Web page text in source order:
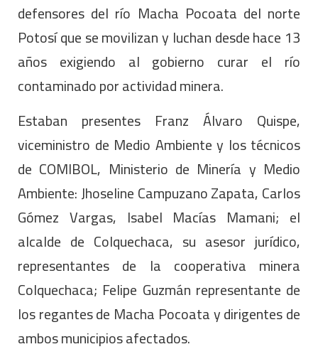
defensores del río Macha Pocoata del norte
Potosí que se movilizan y luchan desde hace 13
años exigiendo al gobierno curar el río
contaminado por actividad minera.
Estaban presentes Franz Álvaro Quispe,
viceministro de Medio Ambiente y los técnicos
de COMIBOL, Ministerio de Minería y Medio
Ambiente: Jhoseline Campuzano Zapata, Carlos
Gómez Vargas, Isabel Macías Mamani; el
alcalde de Colquechaca, su asesor jurídico,
representantes de la cooperativa minera
Colquechaca; Felipe Guzmán representante de
los regantes de Macha Pocoata y dirigentes de
ambos municipios afectados.